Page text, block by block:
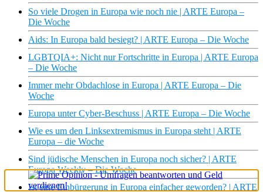
So viele Drogen in Europa wie noch nie | ARTE Europa –
Die Woche
Aids: In Europa bald besiegt? | ARTE Europa – Die Woche
LGBTQIA+: Nicht nur Fortschritte in Europa | ARTE Europa
– Die Woche
Immer mehr Obdachlose in Europa | ARTE Europa – Die
Woche
Europa unter Cyber-Beschuss | ARTE Europa – Die Woche
Wie es um den Linksextremismus in Europa steht | ARTE
Europa – die Woche
Sind jüdische Menschen in Europa noch sicher? | ARTE
Europa Weekly – Die Woche
Ist eine Einbürgerung in Europa einfacher geworden? | ARTE